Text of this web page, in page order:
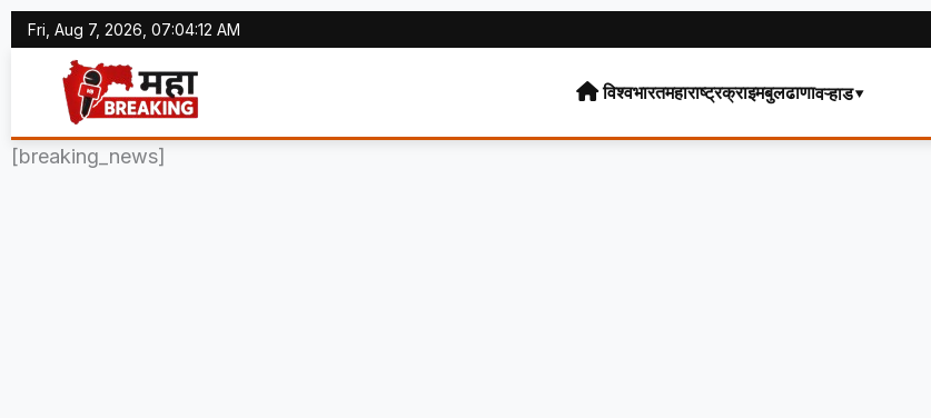
Skip
to
content
Fri, Aug 7, 2026, 07:04:13 AM
विश्वभारतमहाराष्ट्रक्राइमबुलढाणावऱ्हाड▾
[breaking_news]